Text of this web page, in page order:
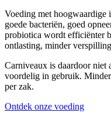
Voeding met hoogwaardige
goede bacteriën, goed
probiotica wordt efficiënter
ontlasting, minder
Carniveaux is daardoor niet
voordelig in gebruik.
per zak.
Ontdek onze voeding